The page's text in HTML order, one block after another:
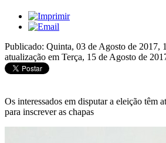
Publicado: Quinta, 03 de Agosto de 2017,
atualização em Terça, 15 de Agosto de
Os interessados em disputar a eleição têm
para inscrever as chapas